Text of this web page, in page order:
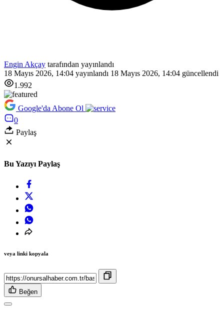
Engin Akçay tarafından yayınlandı
18 Mayıs 2026, 14:04 yayınlandı 18 Mayıs 2026, 14:04 güncellendi
1.992
Google'da Abone Ol
0
Paylaş
Bu Yazıyı Paylaş
veya linki kopyala
Beğen